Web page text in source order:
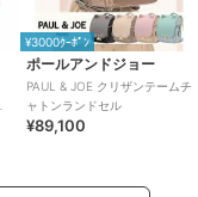
¥3000ｸｰﾎﾟﾝ
ポールアンドジョー
PAUL & JOE クリザンテームチ
ャトンランドセル
¥89,100